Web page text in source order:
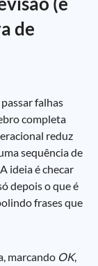
de
falhas
completa
reduz
sequência de
ideia é checar
depois o que é
frases que
marcando OK,